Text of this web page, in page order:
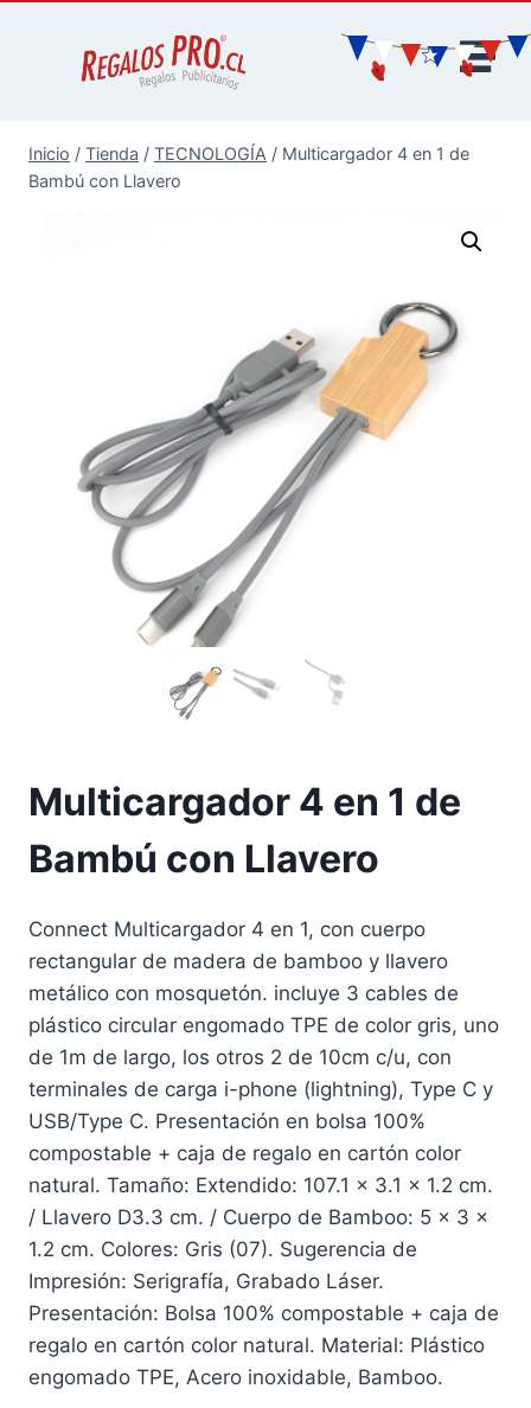
Inicio / Tienda / TECNOLOGÍA / Multicargador 4 en 1 de
Bambú con Llavero
Multicargador 4 en 1 de
Bambú con Llavero
Connect Multicargador 4 en 1, con cuerpo
rectangular de madera de bamboo y llavero
metálico con mosquetón. incluye 3 cables de
plástico circular engomado TPE de color gris, uno
de 1m de largo, los otros 2 de 10cm c/u, con
terminales de carga i-phone (lightning), Type C y
USB/Type C. Presentación en bolsa 100%
compostable + caja de regalo en cartón color
natural. Tamaño: Extendido: 107.1 x 3.1 x 1.2 cm.
/ Llavero D3.3 cm. / Cuerpo de Bamboo: 5 x 3 x
1.2 cm. Colores: Gris (07). Sugerencia de
Impresión: Serigrafía, Grabado Láser.
Presentación: Bolsa 100% compostable + caja de
regalo en cartón color natural. Material: Plástico
engomado TPE, Acero inoxidable, Bamboo.